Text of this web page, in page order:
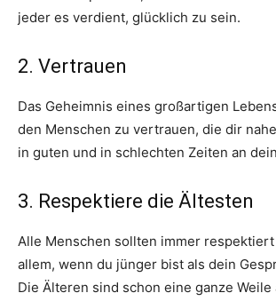
jeder es verdient, glücklich zu sein.
2. Vertrauen
Das Geheimnis eines großartigen
den Menschen zu vertrauen, die dir
in guten und in schlechten Zeiten an
3. Respektiere die Ältesten
Alle Menschen sollten immer
allem, wenn du jünger bist als dein
Die Älteren sind schon eine ganze Weile